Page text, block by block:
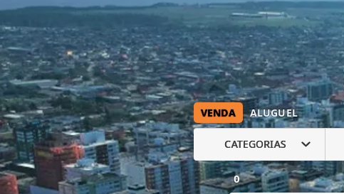
VENDA ALUGUEL
CATEGORIAS
0